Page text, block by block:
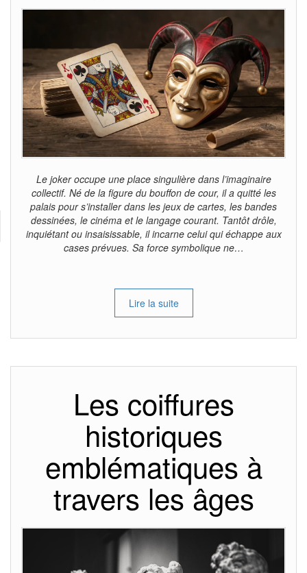
Le joker occupe une place singulière dans l’imaginaire
collectif. Né de la figure du bouffon de cour, il a quitté les
palais pour s’installer dans les jeux de cartes, les bandes
dessinées, le cinéma et le langage courant. Tantôt drôle,
inquiétant ou insaisissable, il incarne celui qui échappe aux
cases prévues. Sa force symbolique ne…
Lire la suite
Les coiffures
historiques
emblématiques à
travers les âges